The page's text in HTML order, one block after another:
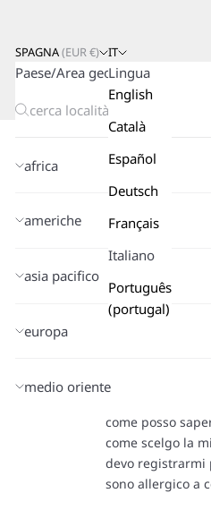
SPAGNA(EUR€)
Paese/Area geografica
africa
americhe
asia pacifico
europa
medio oriente
IT
Lingua
English
Català
Español
Deutsch
Français
Italiano
Português
(portugal)
Il mio ordine
come posso
posso annullare
qual è il modo
come posso
posso
come posso
come scelgo la
devo registrarmi
sono allergico a